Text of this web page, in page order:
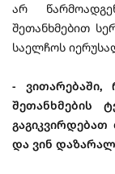
არ
შეთანხმებით
საელჩოს
- ვითარებაში,
შეთანხმების
და ვინ